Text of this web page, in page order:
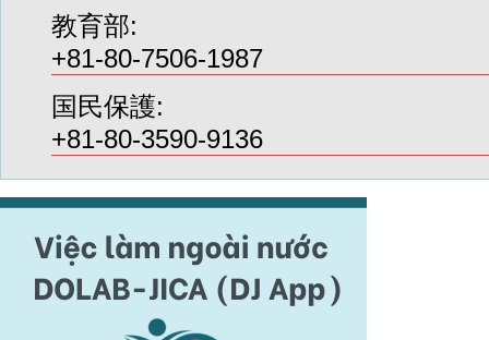
教育部:
+81-80-7506-1987
国民保護:
+81-80-3590-9136